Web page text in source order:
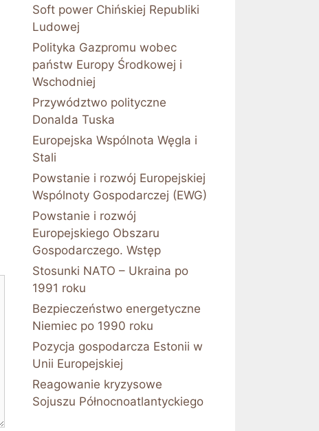
Soft power Chińskiej Republiki
Ludowej
Polityka Gazpromu wobec
państw Europy Środkowej i
Wschodniej
Przywództwo polityczne
Donalda Tuska
Europejska Wspólnota Węgla i
Stali
Powstanie i rozwój Europejskiej
Wspólnoty Gospodarczej (EWG)
Powstanie i rozwój
Europejskiego Obszaru
Gospodarczego. Wstęp
Stosunki NATO – Ukraina po
1991 roku
Bezpieczeństwo energetyczne
Niemiec po 1990 roku
Pozycja gospodarcza Estonii w
Unii Europejskiej
Reagowanie kryzysowe
Sojuszu Północnoatlantyckiego